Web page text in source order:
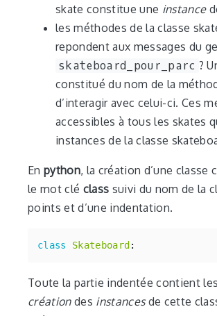
skate constitue une instance
les méthodes de la classe
repondent aux messages du
skateboard_pour_parc ?
constitué du nom de la
d’interagir avec celui-ci. Ces
accessibles à tous les skates
instances de la classe
En python, la création d’une classe
le mot clé class suivi du nom de la
points et d’une indentation.
class Skateboard:
Toute la partie indentée contient les
créationdes instancesde cette